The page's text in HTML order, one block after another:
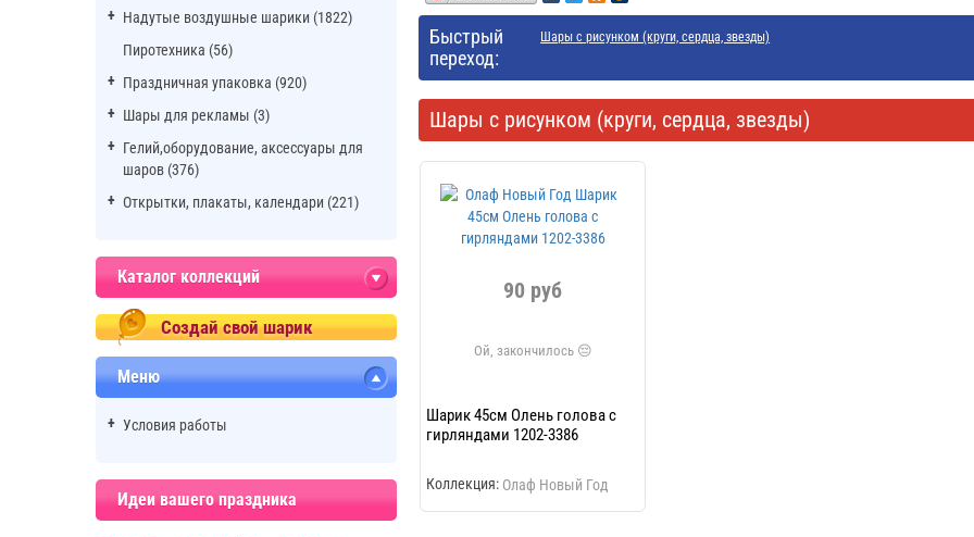
Надутые воздушные шарики (1822)
Пиротехника (56)
Праздничная упаковка (920)
Шары для рекламы (3)
Гелий,оборудование, аксессуары для
шаров (376)
Открытки, плакаты, календари (221)
Каталог коллекций
Создай свой шарик
Меню
Условия работы
Идеи вашего праздника
Быстрый
переход:
Шары с рисунком (круги, сердца, звезды)
Шары с рисунком (круги, сердца, звезды)
90 руб
Шарик 45см Олень голова с
гирляндами 1202-3386
Коллекция: Олаф Новый Год